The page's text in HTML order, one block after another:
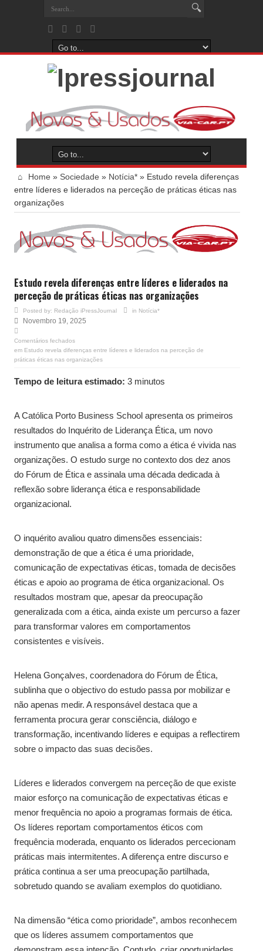
Home » Sociedade » Notícia* » Estudo revela diferenças
entre líderes e liderados na perceção de práticas éticas nas
organizações
Estudo revela diferenças entre líderes e liderados na
perceção de práticas éticas nas organizações
Posted by: Redação iPressJournal in Notícia*
Novembro 19, 2025
Comentários fechados
em Estudo revela diferenças entre líderes e liderados na perceção de
práticas éticas nas organizações
Tempo de leitura estimado: 3 minutos
A Católica Porto Business School apresenta os primeiros
resultados do Inquérito de Liderança Ética, um novo
instrumento que analisa a forma como a ética é vivida nas
organizações. O estudo surge no contexto dos dez anos
do Fórum de Ética e assinala uma década dedicada à
reflexão sobre liderança ética e responsabilidade
organizacional.
O inquérito avaliou quatro dimensões essenciais:
demonstração de que a ética é uma prioridade,
comunicação de expectativas éticas, tomada de decisões
éticas e apoio ao programa de ética organizacional. Os
resultados mostram que, apesar da preocupação
generalizada com a ética, ainda existe um percurso a fazer
para transformar valores em comportamentos
consistentes e visíveis.
Helena Gonçalves, coordenadora do Fórum de Ética,
sublinha que o objectivo do estudo passa por mobilizar e
não apenas medir. A responsável destaca que a
ferramenta procura gerar consciência, diálogo e
transformação, incentivando líderes e equipas a reflectirem
sobre o impacto das suas decisões.
Líderes e liderados convergem na perceção de que existe
maior esforço na comunicação de expectativas éticas e
menor frequência no apoio a programas formais de ética.
Os líderes reportam comportamentos éticos com
frequência moderada, enquanto os liderados percecionam
práticas mais intermitentes. A diferença entre discurso e
prática continua a ser uma preocupação partilhada,
sobretudo quando se avaliam exemplos do quotidiano.
Na dimensão “ética como prioridade”, ambos reconhecem
que os líderes assumem comportamentos que